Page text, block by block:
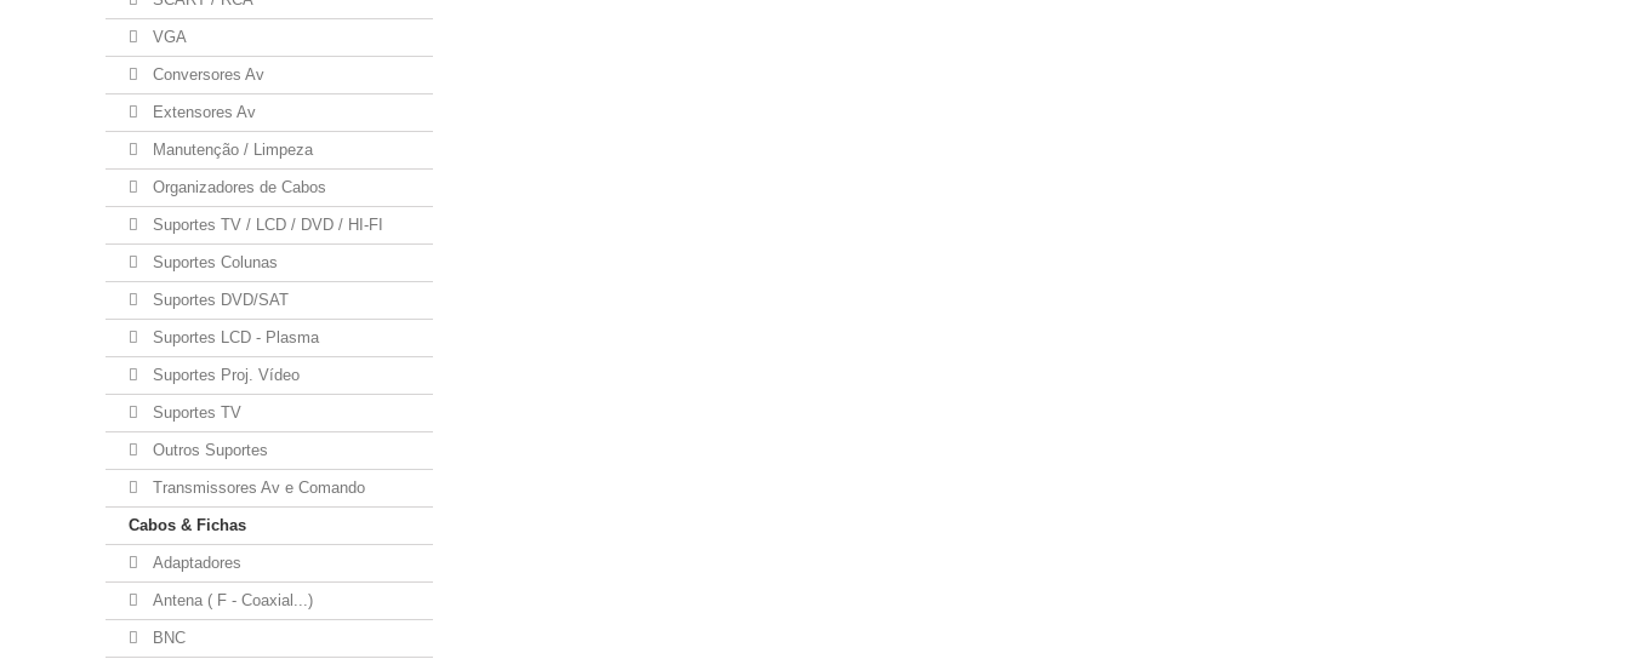
VGA
Conversores Av
Extensores Av
Manutenção / Limpeza
Organizadores de Cabos
Suportes TV / LCD / DVD / HI-FI
Suportes Colunas
Suportes DVD/SAT
Suportes LCD - Plasma
Suportes Proj. Vídeo
Suportes TV
Outros Suportes
Transmissores Av e Comando
Cabos & Fichas
Adaptadores
Antena ( F - Coaxial...)
BNC